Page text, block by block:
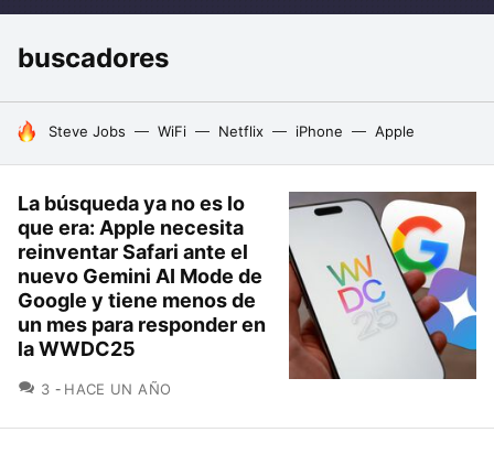
buscadores
HOY SE HABLA DE
Steve Jobs WiFi Netflix iPhone Apple
La búsqueda ya no es lo
que era: Apple necesita
reinventar Safari ante el
nuevo Gemini AI Mode de
Google y tiene menos de
un mes para responder en
la WWDC25
3 COMENTARIOS
HACE UN AÑO